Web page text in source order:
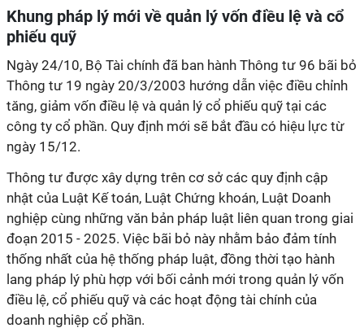
Khung pháp lý mới về quản lý vốn điều lệ và cổ
phiếu quỹ
Ngày 24/10, Bộ Tài chính đã ban hành Thông tư 96 bãi bỏ
Thông tư 19 ngày 20/3/2003 hướng dẫn việc điều chỉnh
tăng, giảm vốn điều lệ và quản lý cổ phiếu quỹ tại các
công ty cổ phần. Quy định mới sẽ bắt đầu có hiệu lực từ
ngày 15/12.
Thông tư được xây dựng trên cơ sở các quy định cập
nhật của Luật Kế toán, Luật Chứng khoán, Luật Doanh
nghiệp cùng những văn bản pháp luật liên quan trong giai
đoạn 2015 - 2025. Việc bãi bỏ này nhằm bảo đảm tính
thống nhất của hệ thống pháp luật, đồng thời tạo hành
lang pháp lý phù hợp với bối cảnh mới trong quản lý vốn
điều lệ, cổ phiếu quỹ và các hoạt động tài chính của
doanh nghiệp cổ phần.